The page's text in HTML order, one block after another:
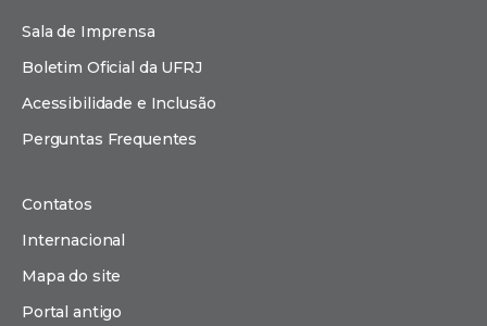
Sala de Imprensa
Boletim Oficial da UFRJ
Acessibilidade e Inclusão
Perguntas Frequentes
Contatos
Internacional
Mapa do site
Portal antigo